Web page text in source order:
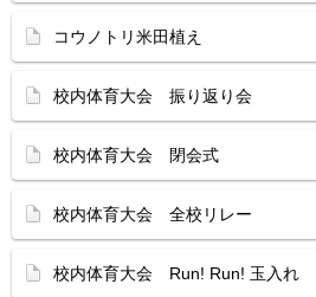
コウノトリ米田植え
校内体育大会 振り返り会
校内体育大会 閉会式
校内体育大会 全校リレー
校内体育大会 Run! Run! 玉入れ